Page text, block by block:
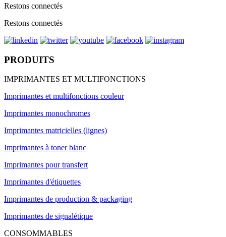
Restons connectés
Restons connectés
PRODUITS
IMPRIMANTES ET MULTIFONCTIONS
Imprimantes et multifonctions couleur
Imprimantes monochromes
Imprimantes matricielles (lignes)
Imprimantes à toner blanc
Imprimantes pour transfert
Imprimantes d'étiquettes
Imprimantes de production & packaging
Imprimantes de signalétique
CONSOMMABLES